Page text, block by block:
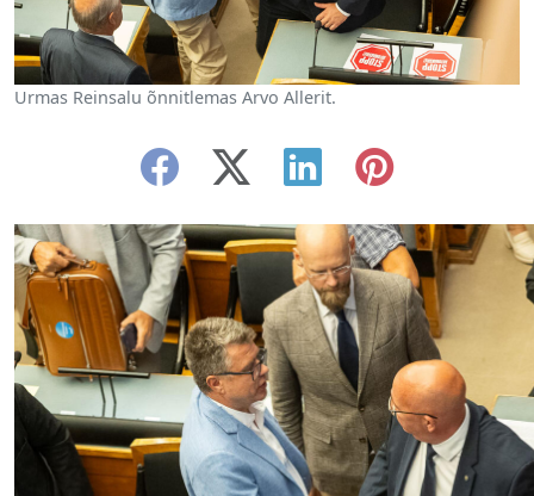
Urmas Reinsalu õnnitlemas Arvo Allerit.